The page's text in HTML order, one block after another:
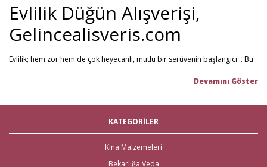
Evlilik Düğün Alışverişi,
Gelincealisveris.com
Evlilik; hem zor hem de çok heyecanlı, mutlu bir serüvenin başlangıcı... Bu
Gelince Alışveriş; 2013 senesinden beri hizmet veren ve müşteri
gelin hamamı,bekarlığa veda partisi
malzemelerigibi ürünleri tek bir mağaza üzerinden en iyi fiyat ile satın
alabilirsiniz. Bu stresli süreçte mağaza mağaza dolaşmak yerine, Gelince
KATEGORİLER
Kına Malzemeleri
Bekarlığa Veda